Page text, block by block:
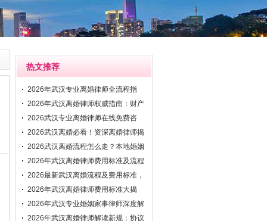
热文推荐
2026年武汉专业离婚律师全流程指
南：协议离
2026年武汉离婚律师权威指南：财产
分割与抚
2026武汉专业离婚律师在线免费咨
询：快速解
2026武汉离婚必看！资深离婚律师揭
秘财产分
2026武汉离婚流程怎么走？本地婚姻
家事律师
2026年武汉离婚律师费用标准及流程
解析：资
2026最新武汉离婚流程及费用标准，
专业武汉
2026年武汉离婚律师费用标准大揭
秘！附协议
2026年武汉专业婚姻家事律师深度解
析离婚程
2026年武汉离婚律师解读新规：协议